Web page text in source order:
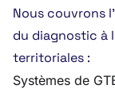
Nous couvrons
du diagnostic à
territoriales :
Systèmes de